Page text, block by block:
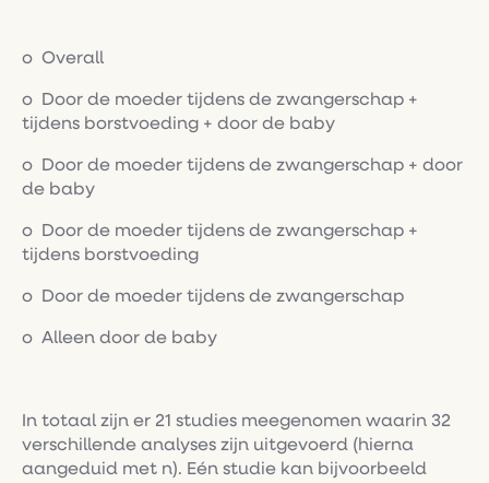
o Overall
o Door de moeder tijdens de zwangerschap +
tijdens borstvoeding + door de baby
o Door de moeder tijdens de zwangerschap + door
de baby
o Door de moeder tijdens de zwangerschap +
tijdens borstvoeding
o Door de moeder tijdens de zwangerschap
o Alleen door de baby
In totaal zijn er 21 studies meegenomen waarin 32
verschillende analyses zijn uitgevoerd (hierna
aangeduid met n). Eén studie kan bijvoorbeeld